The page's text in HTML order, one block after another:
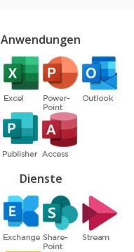
Anwendungen
Dienste